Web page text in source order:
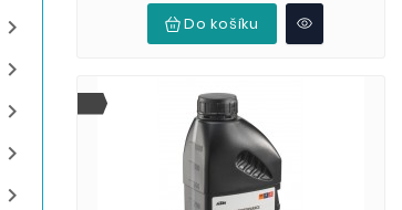





Do košíku